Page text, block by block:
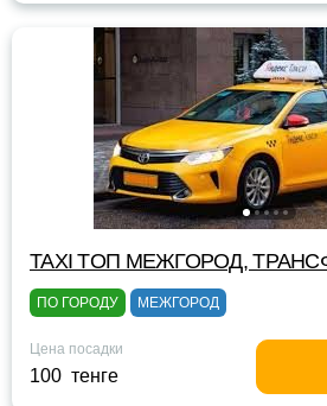
TAXI TOП МЕЖГОРОД,
ПО ГОРОДУ МЕЖГОРОД
Цена посадки
100 тенге